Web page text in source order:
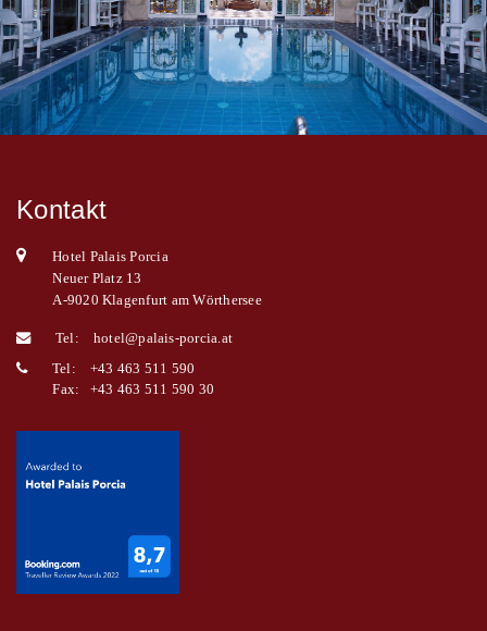
Kontakt
Hotel Palais Porcia
Neuer Platz 13
A-9020 Klagenfurt am Wörthersee
Tel: hotel@palais-porcia.at
Tel: +43 463 511 590
Fax: +43 463 511 590 30